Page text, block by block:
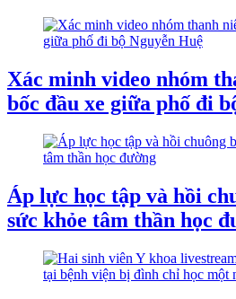
Xác minh video nhóm
bốc đầu xe giữa phố đi
Áp lực học tập và hồi
sức khỏe tâm thần học